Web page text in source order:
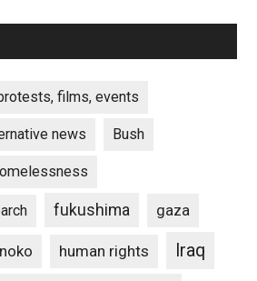
films, events
news Bush
fukushima gaza
human rights
Iraq